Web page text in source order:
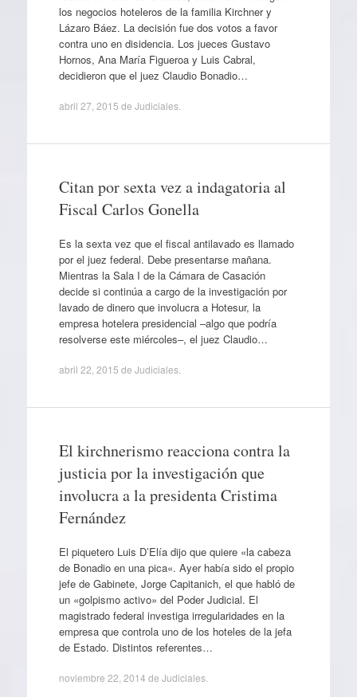
los negocios hoteleros de la familia Kirchner y
Lázaro Báez. La decisión fue dos votos a favor
contra uno en disidencia. Los jueces Gustavo
Hornos, Ana María Figueroa y Luis Cabral,
decidieron que el juez Claudio Bonadio…
abril 27, 2015 de Judiciales.
Citan por sexta vez a indagatoria al
Fiscal Carlos Gonella
Es la sexta vez que el fiscal antilavado es llamado
por el juez federal. Debe presentarse mañana.
Mientras la Sala I de la Cámara de Casación
decide si continúa a cargo de la investigación por
lavado de dinero que involucra a Hotesur, la
empresa hotelera presidencial –algo que podría
resolverse este miércoles–, el juez Claudio…
abril 22, 2015 de Judiciales.
El kirchnerismo reacciona contra la
justicia por la investigación que
involucra a la presidenta Cristima
Fernández
El piquetero Luis D’Elía dijo que quiere «la cabeza
de Bonadio en una pica«. Ayer había sido el propio
jefe de Gabinete, Jorge Capitanich, el que habló de
un «golpismo activo» del Poder Judicial. El
magistrado federal investiga irregularidades en la
empresa que controla uno de los hoteles de la jefa
de Estado. Distintos referentes…
noviembre 22, 2014 de Judiciales.